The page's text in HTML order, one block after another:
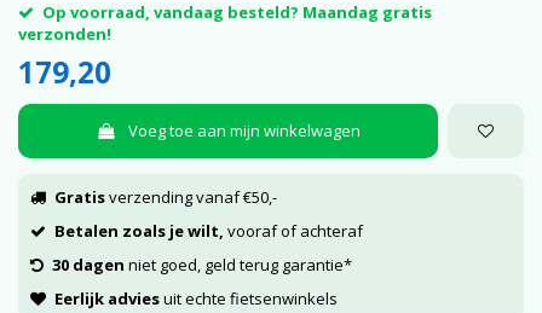
Op voorraad, vandaag besteld? Maandag gratis
verzonden!
179,20
Voeg toe aan mijn winkelwagen
Gratisverzending vanaf €50,-
Betalen zoals je wilt, vooraf of achteraf
30 dagen niet goed, geld terug garantie*
Eerlijk adviesuit echte fietsenwinkels